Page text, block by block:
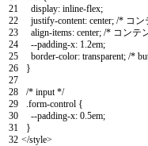
21
22
23
24
25
26
27
28
29
30
31
32
display: inline-flex;
justify-content: center; /* コン
align-items: center; /* コンテ
--padding-x: 1.2em;
border-color: transparent; /*
}
/* input */
.form-control {
--padding-x: 0.5em;
}
</style>